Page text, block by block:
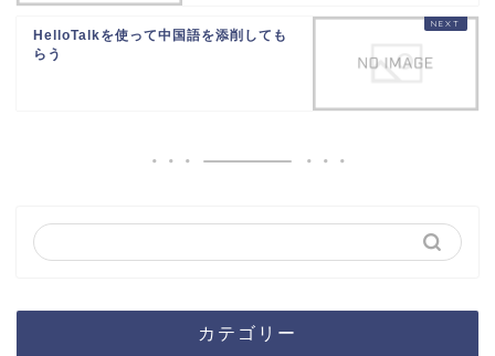
HelloTalkを使って中国語を添削しても
らう
カテゴリー